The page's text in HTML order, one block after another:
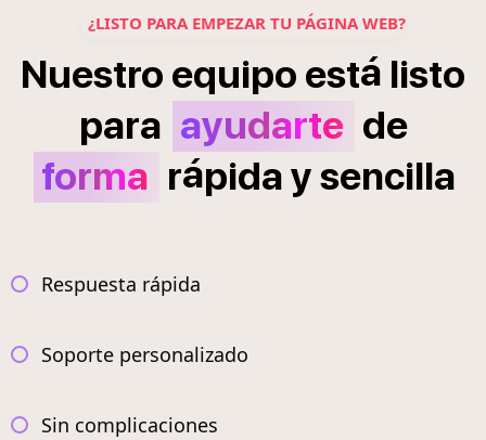
¿LISTO PARA EMPEZAR TU PÁGINA WEB?
Nuestro equipo está listo
para ayudarte de
forma rápidaysencilla
Respuesta rápida
Soporte personalizado
Sin complicaciones